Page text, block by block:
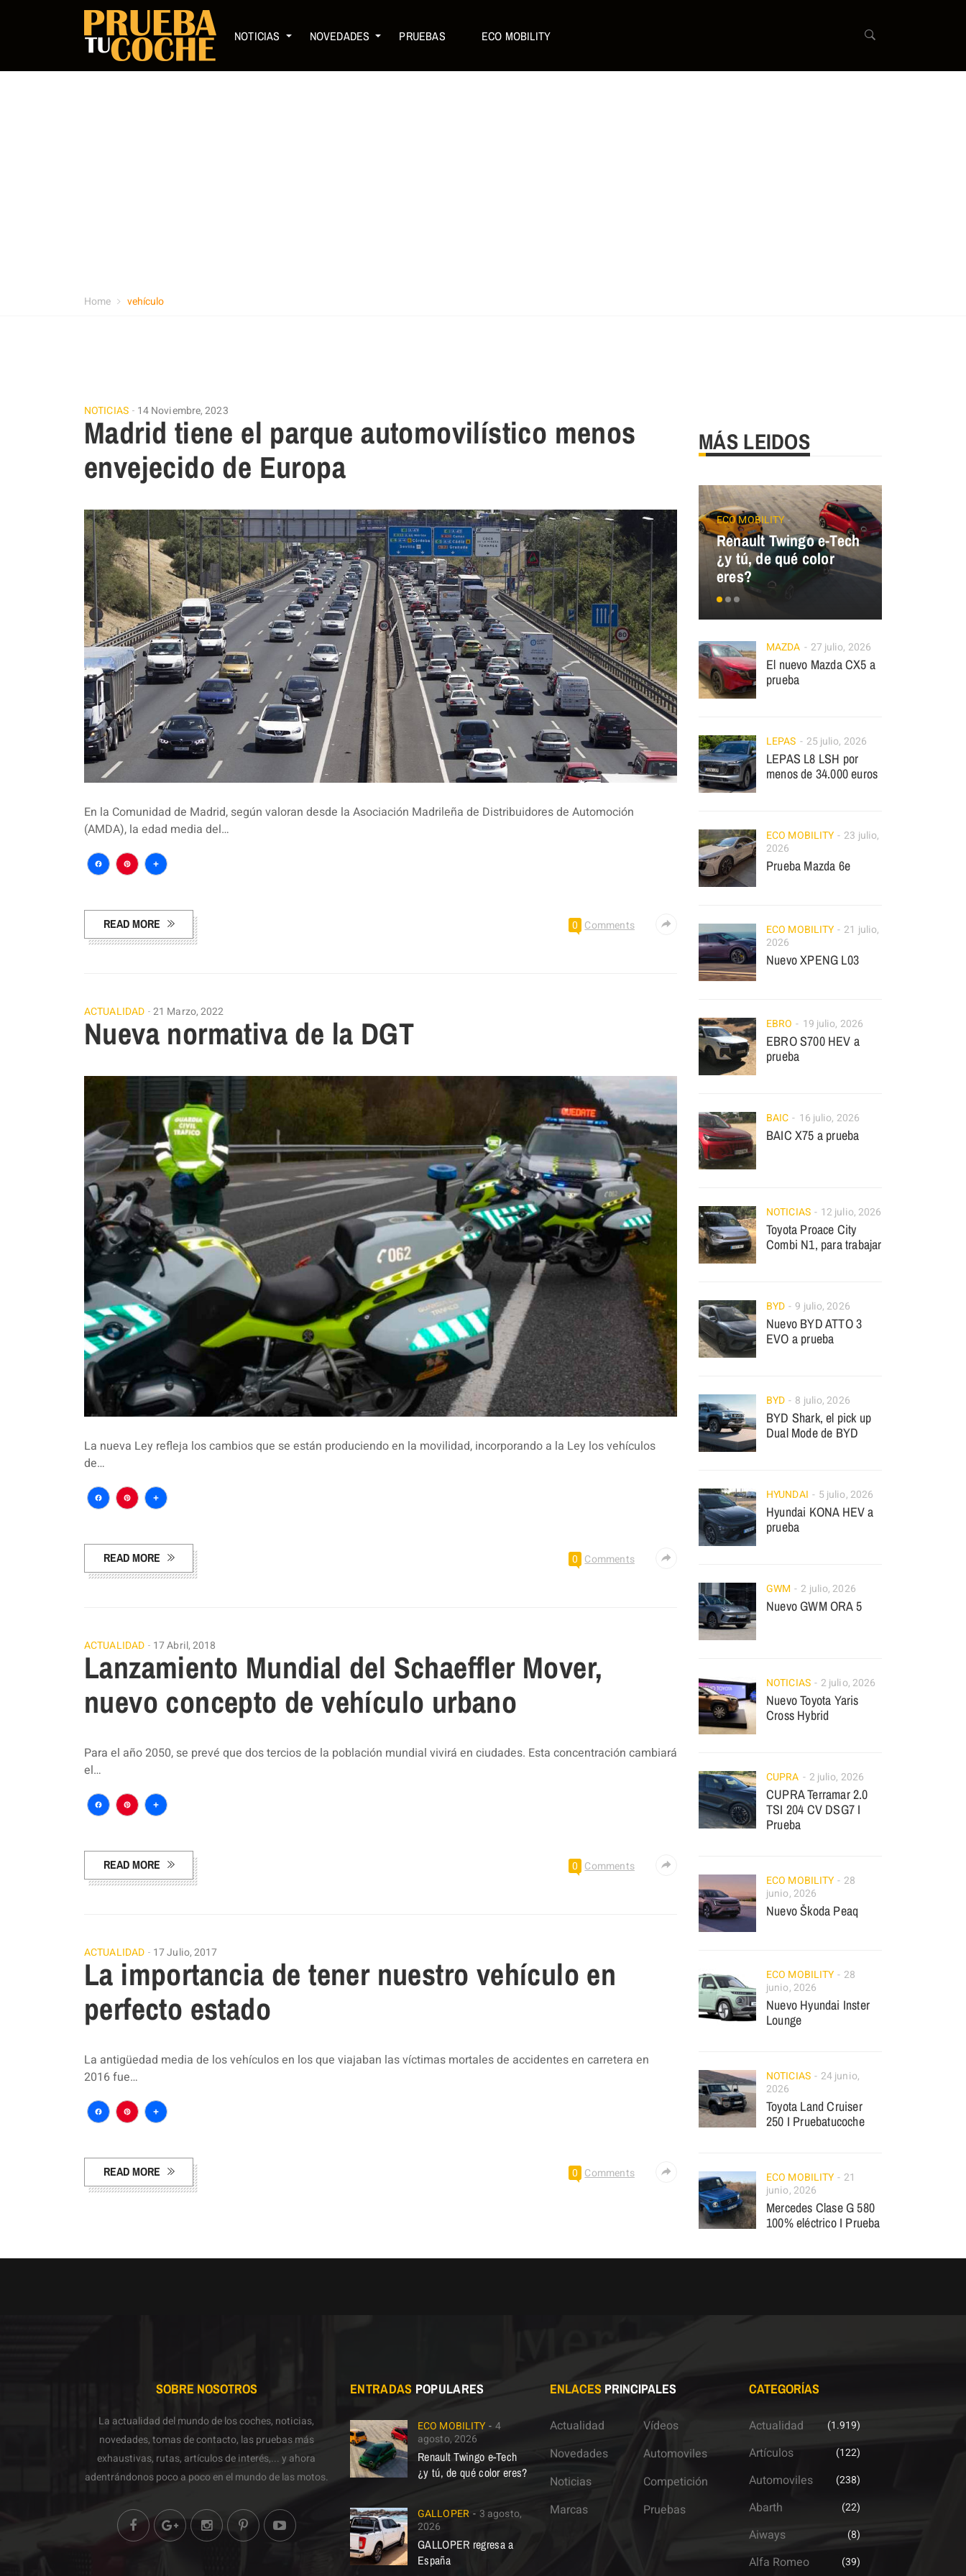
NOTICIAS NOVEDADES PRUEBAS ECO MOBILITY
Home vehículo
NOTICIAS 14 Noviembre, 2023
Madrid tiene el parque automovilístico menos
envejecido de Europa
En la Comunidad de Madrid, según valoran desde la Asociación Madrileña de Distribuidores de Automoción
(AMDA), la edad media del…
Facebook
Pinterest
Compartir
READ MORE 0 Comments
ACTUALIDAD 21 Marzo, 2022
Nueva normativa de la DGT
La nueva Ley refleja los cambios que se están produciendo en la movilidad, incorporando a la Ley los vehículos
de…
Facebook
Pinterest
Compartir
READ MORE 0 Comments
ACTUALIDAD 17 Abril, 2018
Lanzamiento Mundial del Schaeffler Mover,
nuevo concepto de vehículo urbano
Para el año 2050, se prevé que dos tercios de la población mundial vivirá en ciudades. Esta concentración cambiará
el…
Facebook
Pinterest
Compartir
READ MORE 0 Comments
ACTUALIDAD 17 Julio, 2017
La importancia de tener nuestro vehículo en
perfecto estado
La antigüedad media de los vehículos en los que viajaban las víctimas mortales de accidentes en carretera en
2016 fue…
Facebook
Pinterest
Compartir
READ MORE 0 Comments
MÁS LEIDOS
ECO MOBILITY
Renault Twingo e-Tech
¿y tú, de qué color
eres?
MAZDA 27 julio, 2026
El nuevo Mazda CX5 a
prueba
LEPAS 25 julio, 2026
LEPAS L8 LSH por
menos de 34.000 euros
ECO MOBILITY
23 julio,
2026
Prueba Mazda 6e
ECO MOBILITY
21 julio,
2026
Nuevo XPENG L03
EBRO 19 julio, 2026
EBRO S700 HEV a
prueba
BAIC 16 julio, 2026
BAIC X75 a prueba
NOTICIAS 12 julio, 2026
Toyota Proace City
Combi N1, para trabajar
BYD 9 julio, 2026
Nuevo BYD ATTO 3
EVO a prueba
BYD 8 julio, 2026
BYD Shark, el pick up
Dual Mode de BYD
HYUNDAI 5 julio, 2026
Hyundai KONA HEV a
prueba
GWM 2 julio, 2026
Nuevo GWM ORA 5
NOTICIAS 2 julio, 2026
Nuevo Toyota Yaris
Cross Hybrid
CUPRA 2 julio, 2026
CUPRA Terramar 2.0
TSI 204 CV DSG7 I
Prueba
ECO MOBILITY
28
junio, 2026
Nuevo Škoda Peaq
ECO MOBILITY
28
junio, 2026
Nuevo Hyundai Inster
Lounge
NOTICIAS
24 junio,
2026
Toyota Land Cruiser
250 I Pruebatucoche
ECO MOBILITY
21
junio, 2026
Mercedes Clase G 580
100% eléctrico I Prueba
SOBRE NOSOTROS
La actualidad del mundo de los coches, noticias,
novedades, tomas de contacto, las pruebas más
exhaustivas, rutas, artículos de interés,... y ahora
adentrándonos poco a poco en el mundo de las motos.
ENTRADAS POPULARES
ECO MOBILITY
4
agosto, 2026
Renault Twingo e-Tech
¿y tú, de qué color eres?
GALLOPER
3 agosto,
2026
GALLOPER regresa a
España
ENLACESPRINCIPALES
Actualidad
Novedades
Noticias
Marcas
Vídeos
Automoviles
Competición
Pruebas
CATEGORÍAS
Actualidad (1.919)
Artículos (122)
Automoviles (238)
Abarth (22)
Aiways (8)
Alfa Romeo (39)